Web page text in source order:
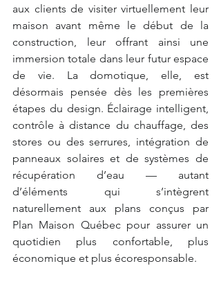
aux clients de visiter virtuellement leur
maison avant même le début de la
construction, leur offrant ainsi une
immersion totale dans leur futur espace
de vie. La domotique, elle, est
désormais pensée dès les premières
étapes du design. Éclairage intelligent,
contrôle à distance du chauffage, des
stores ou des serrures, intégration de
panneaux solaires et de systèmes de
récupération d’eau — autant
d’éléments qui s’intègrent
naturellement aux plans conçus par
Plan Maison Québec pour assurer un
quotidien plus confortable, plus
économique et plus écoresponsable.